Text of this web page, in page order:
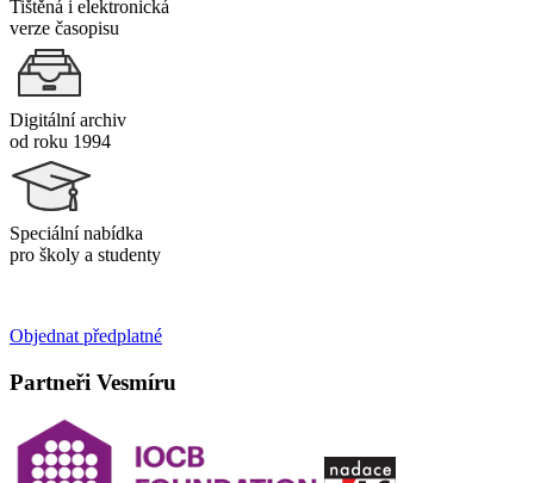
Tištěná i elektronická
verze časopisu
Digitální archiv
od roku 1994
Speciální nabídka
pro školy a studenty
Objednat předplatné
Partneři Vesmíru